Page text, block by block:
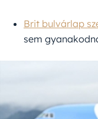
Brit bulvárlap
sem